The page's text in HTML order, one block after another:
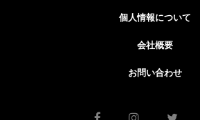
個人情報について
会社概要
お問い合わせ